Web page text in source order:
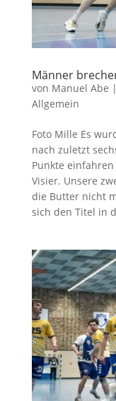
Männer
von Manuel Abe |
Allgemein
Foto Mille Es
nach zuletzt
Punkte
Visier. Unsere
die Butter nicht
sich den Titel in